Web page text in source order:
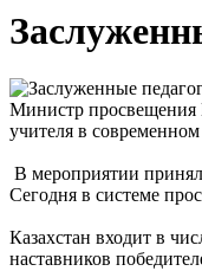
Министр просвещения
учителя в
В мероприятии
Сегодня в системе
Казахстан входит в
наставников